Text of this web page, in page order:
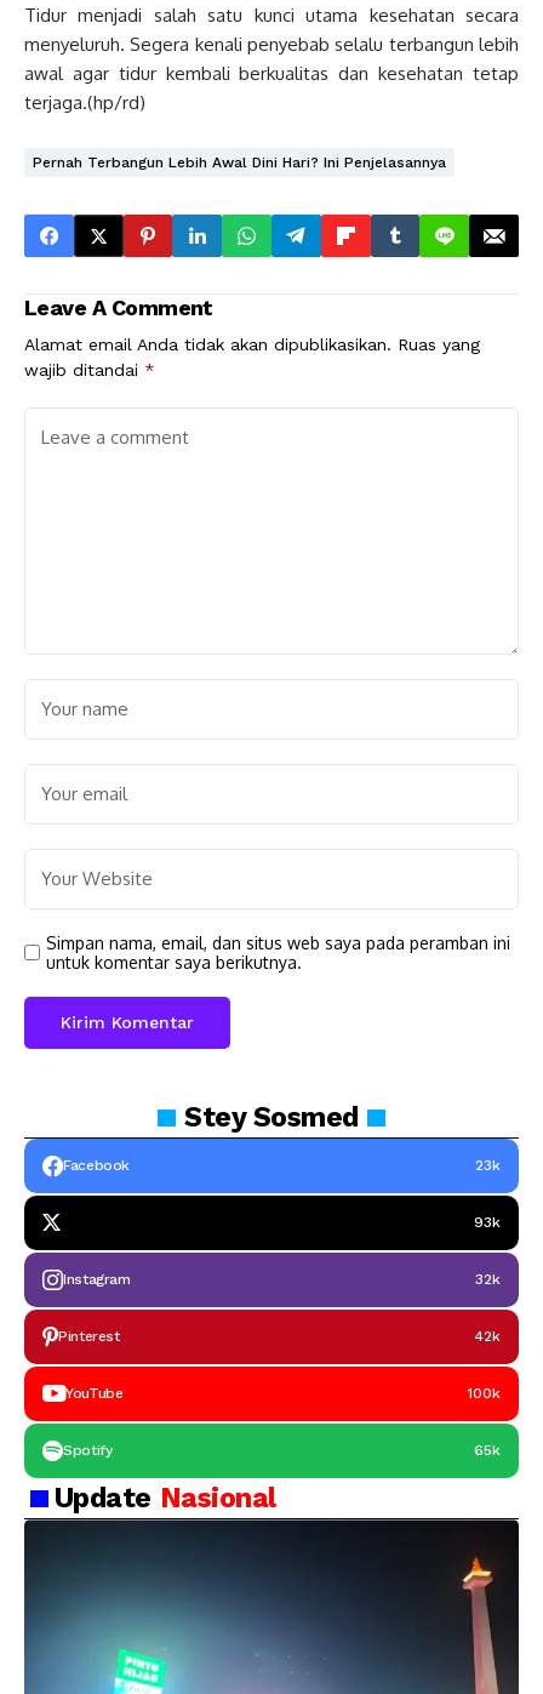
Tidur menjadi salah satu kunci utama kesehatan secara
menyeluruh. Segera kenali penyebab selalu terbangun lebih
awal agar tidur kembali berkualitas dan kesehatan tetap
terjaga.(hp/rd)
Pernah Terbangun Lebih Awal Dini Hari? Ini Penjelasannya
Leave A Comment
Alamat email Anda tidak akan dipublikasikan. Ruas yang
wajib ditandai *
Simpan nama, email, dan situs web saya pada peramban ini
untuk komentar saya berikutnya.
SteySosmed
Facebook 23k
93k
Instagram 32k
Pinterest 42k
YouTube 100k
Spotify 65k
Update Nasional